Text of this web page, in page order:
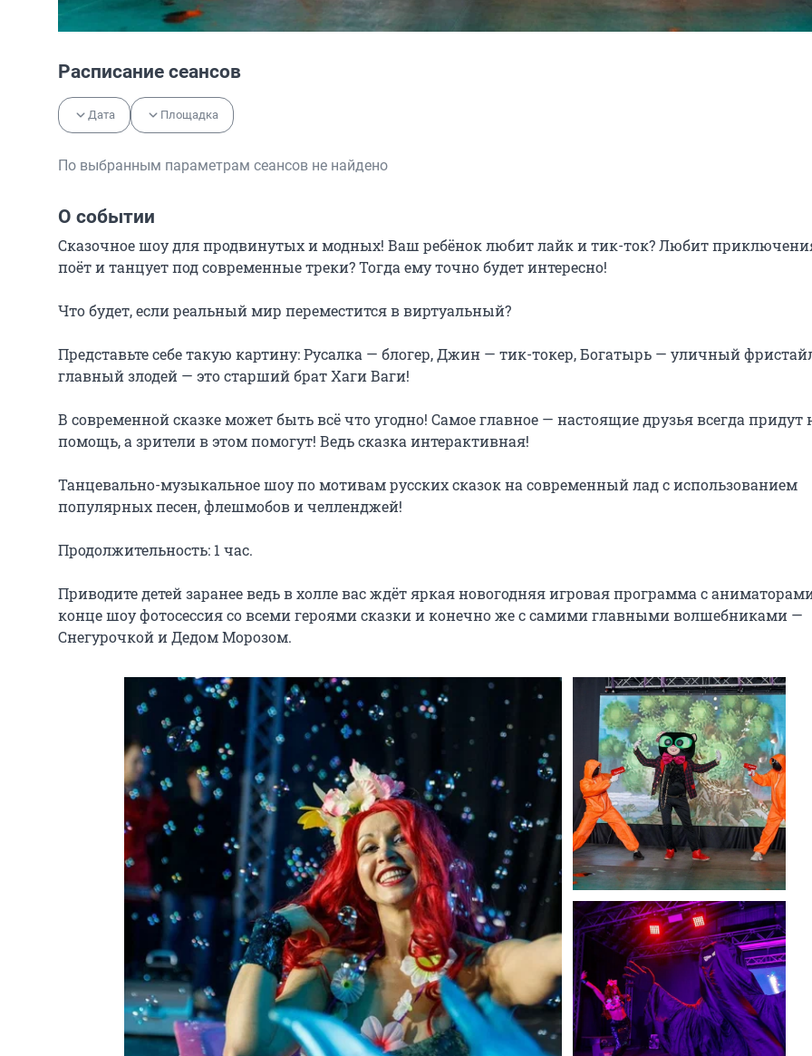
Расписание сеансов
Дата Площадка
По выбранным параметрам сеансов не найдено
О событии
Сказочное шоу для продвинутых и модных! Ваш ребёнок любит лайк и тик-ток? Любит
поёт и танцует под современные треки? Тогда ему точно будет интересно!
Что будет, если реальный мир переместится в виртуальный?
Представьте себе такую картину: Русалка — блогер, Джин — тик-токер, Богатырь — уличный
главный злодей — это старший брат Хаги Ваги!
В современной сказке может быть всё что угодно! Самое главное — настоящие друзья всегда придут
помощь, а зрители в этом помогут! Ведь сказка интерактивная!
Танцевально-музыкальное шоу по мотивам русских сказок на современный лад с использованием
популярных песен, флешмобов и челленджей!
Продолжительность: 1 час.
Приводите детей заранее ведь в холле вас ждёт яркая новогодняя игровая программа с
конце шоу фотосессия со всеми героями сказки и конечно же с самими главными волшебниками —
Снегурочкой и Дедом Морозом.